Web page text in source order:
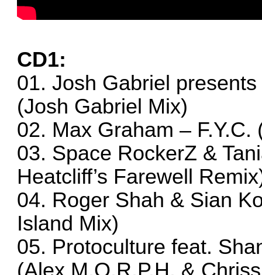
CD1:
01. Josh Gabriel
(Josh Gabriel Mix)
02. Max Graham –
03. Space RockerZ &
Heatcliff’s Farewell
04. Roger Shah & Sian
Island Mix)
05. Protoculture feat.
(Alex M.O.R.P.H. &